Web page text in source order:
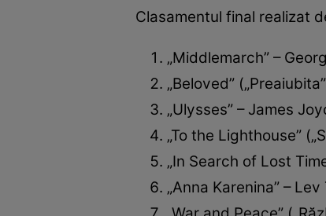
Clasamentul final realizat
„Middlemarch” –
„Beloved”
„Ulysses” – James
„To the Lighthouse”
„In Search of Lost
„Anna Karenina” – Lev